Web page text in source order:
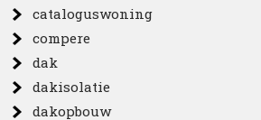
cataloguswoning
compere
dak
dakisolatie
dakopbouw